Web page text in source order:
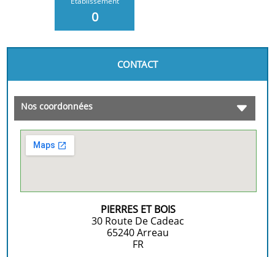
0
CONTACT
Nos coordonnées
PIERRES ET BOIS
30 Route De Cadeac
65240Arreau
FR